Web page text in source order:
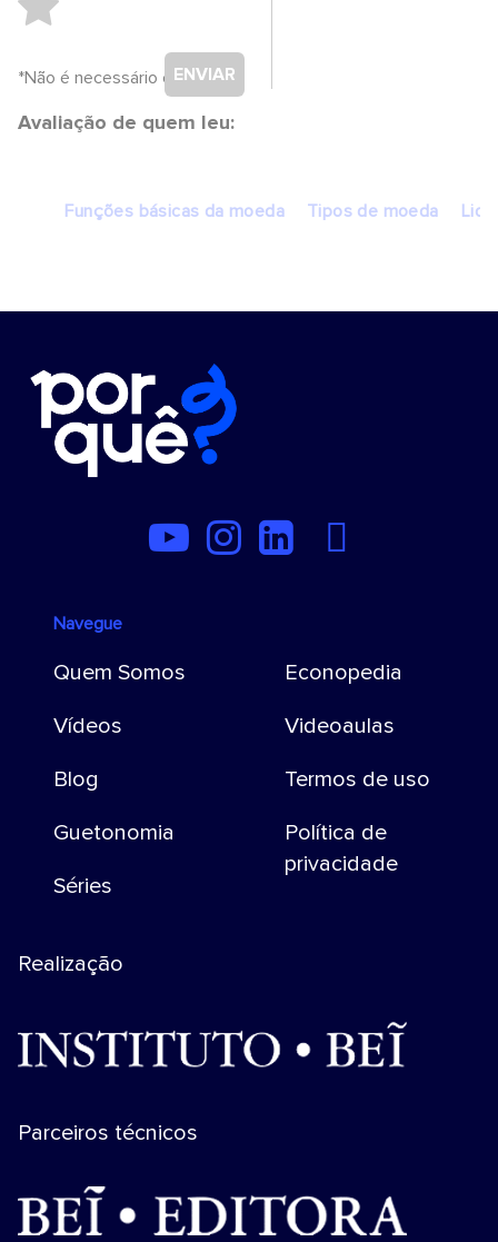
ENVIAR
*Não é necessário cadastro.
Avaliação de quem leu:
Funções básicas da moeda Tipos de moeda
Navegue
Quem Somos
Vídeos
Blog
Guetonomia
Séries
Econopedia
Videoaulas
Termos de uso
Política de
privacidade
Realização
Parceiros técnicos